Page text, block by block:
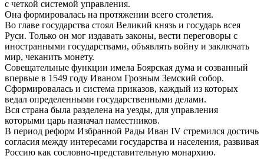
с четкой системой управления.
Она формировалась на протяжении всего столетия.
Во главе государства стоял Великий князь и государь всея
Руси. Только он мог издавать законы, вести переговоры с
иностранными государствами, объявлять войну и заключать
мир, чеканить монету.
Совещательные функции имела Боярская дума и созванный
впервые в 1549 году Иваном Грозным Земский собор.
Сформировалась и система приказов, каждый из которых
ведал определенными государственными делами.
Вся страна была разделена на уезды, для управления
которыми царь назначал наместников.
В период реформ Избранной Рады Иван IV стремился достичь
согласия между интересами государства и населения, развивая
Россию как сословно-представительную монархию.